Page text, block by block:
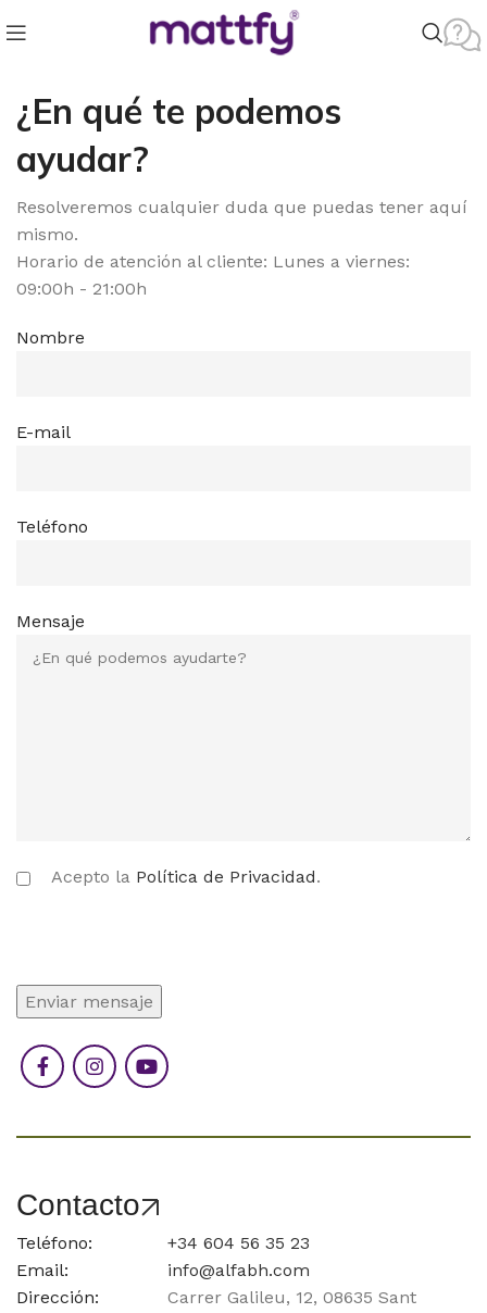
¿En qué te podemos
ayudar?
Resolveremos cualquier duda que puedas tener aquí
mismo.
Horario de atención al cliente: Lunes a viernes:
09:00h - 21:00h
Nombre
E-mail
Teléfono
Mensaje
Acepto la Política de Privacidad.
Contacto
Teléfono: +34604 56 35 23
Email:
info@alfabh.com
Dirección:
Carrer Galileu, 12, 08635 Sant